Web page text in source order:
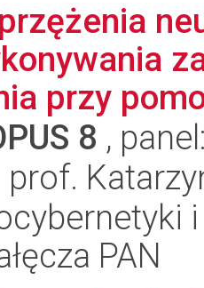
przy
8 ,
PAN